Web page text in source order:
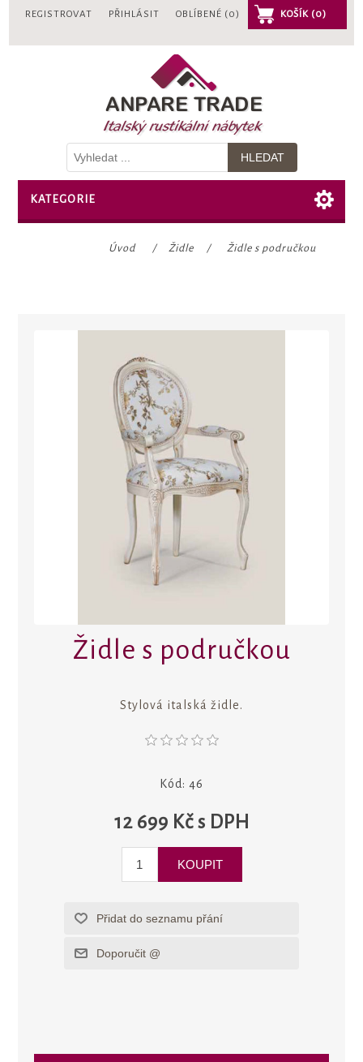
REGISTROVAT PŘIHLÁSIT OBLÍBENÉ (0) KOŠÍK (0)
KATEGORIE
Úvod / Židle / Židle s područkou
Židle s područkou
Stylová italská židle.
Kód: 46
12 699 Kč s DPH